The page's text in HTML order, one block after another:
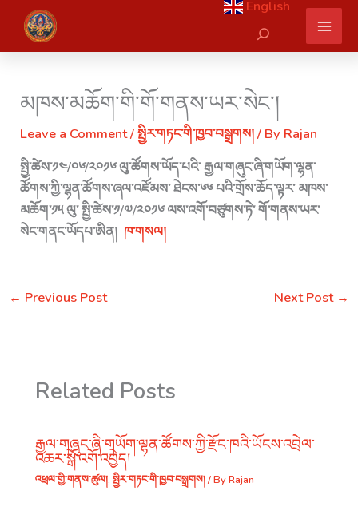
content
English
Search
མཁས་མཆོག་གི་གོ་གནས་ཡར་སེང་།
Leave a Comment/སྤྱིར་གཏང་གི་ཁྱབ་བསྒྲགས།/ By Rajan
སྤྱི་ཚེས་༡༤/༠༦/༢༠༡༦ ལུ་ཚོགས་ཡོད་པའི་ རྒྱལ་གཞུང་ཞི་གཡོག་ལྷན་
ཚོགས་ཀྱི་ལྷན་ཚོགས་ཞལ་འཛོམས་ ཐེངས་༦༦ པའི་གྲོས་ཆོད་ལྟར་ མཁས་
མཆོག་༡༥ ལུ་ སྤྱི་ཚེས་༡/༧/༢༠༡༦ ལས་འགོ་བཙུགས་ཏེ་ གོ་གནས་ཡར་
སེང་གནང་ཡོདཔ་ཨིན། ཁ་གསལ།
← Previous Post Next Post →
Related Posts
རྒྱལ་གཞུང་ཞི་གཡོག་ལྷན་ཚོགས་ཀྱི་རྫོང་ཁའི་ཡོངས་འབྲེལ་
འཆར་སྒོ་འགོ་འབྱེད།
འཕྲལ་གྱི་གནས་ཚུལ།, སྤྱིར་གཏང་གི་ཁྱབ་བསྒྲགས།/ ByRajan